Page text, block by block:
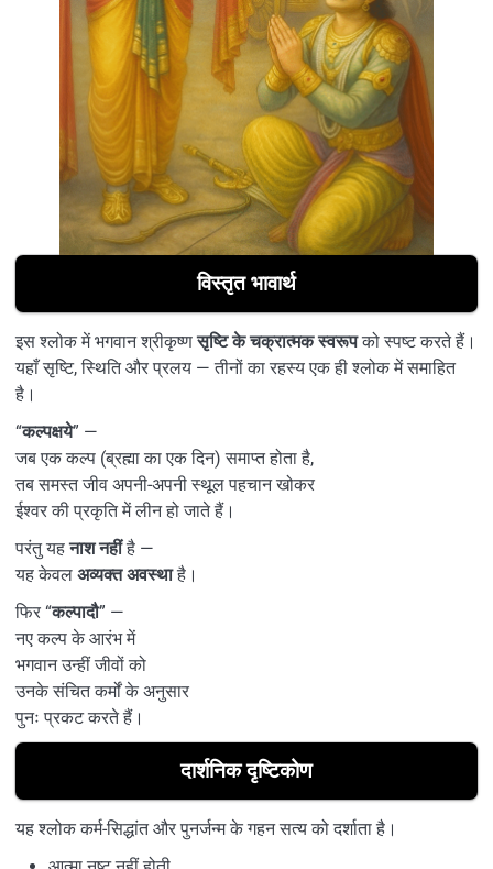
विस्तृत भावार्थ
इस श्लोक में भगवान श्रीकृष्णसृष्टि के चक्रात्मक स्वरूपको स्पष्ट करते हैं।
यहाँ सृष्टि, स्थिति और प्रलय — तीनों का रहस्य एक ही श्लोक में समाहित
है।
“कल्पक्षये” —
जब एक कल्प (ब्रह्मा का एक दिन) समाप्त होता है,
तब समस्त जीव अपनी-अपनी स्थूल पहचान खोकर
ईश्वर की प्रकृति में लीन हो जाते हैं।
परंतु यहनाश नहींहै —
यह केवल अव्यक्त अवस्थाहै।
फिर “कल्पादौ” —
नए कल्प के आरंभ में
भगवान उन्हीं जीवों को
उनके संचित कर्मों के अनुसार
पुनः प्रकट करते हैं।
दार्शनिक दृष्टिकोण
यह श्लोक कर्म-सिद्धांत और पुनर्जन्म के गहन सत्य को दर्शाता है।